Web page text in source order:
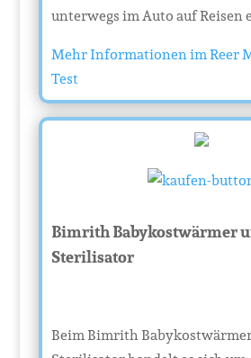
unterwegs im Auto auf Reisen
Mehr Informationen im Reer
Test
Bimrith Babykostwärmer
Sterilisator
Beim Bimrith